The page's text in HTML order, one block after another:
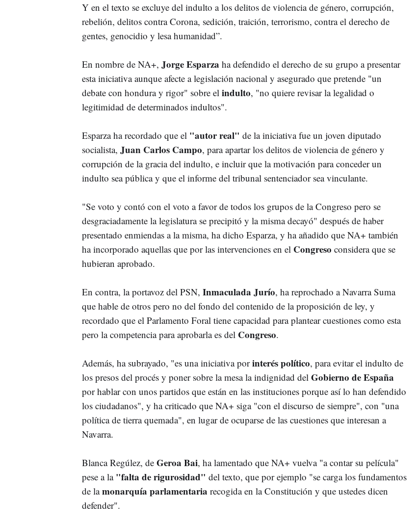
Y en el texto se excluye del indulto a los delitos de violencia de género, corrupción,
rebelión, delitos contra Corona, sedición, traición, terrorismo, contra el derecho de
gentes, genocidio y lesa humanidad”.
En nombre de NA+, Jorge Esparza ha defendido el derecho de su grupo a presentar
esta iniciativa aunque afecte a legislación nacional y asegurado que pretende "un
debate con hondura y rigor" sobre el indulto, "no quiere revisar la legalidad o
legitimidad de determinados indultos".
Esparza ha recordado que el "autor real" de la iniciativa fue un joven diputado
socialista, Juan Carlos Campo, para apartar los delitos de violencia de género y
corrupción de la gracia del indulto, e incluir que la motivación para conceder un
indulto sea pública y que el informe del tribunal sentenciador sea vinculante.
"Se voto y contó con el voto a favor de todos los grupos de la Congreso pero se
desgraciadamente la legislatura se precipitó y la misma decayó" después de haber
presentado enmiendas a la misma, ha dicho Esparza, y ha añadido que NA+ también
ha incorporado aquellas que por las intervenciones en el Congreso considera que se
hubieran aprobado.
En contra, la portavoz del PSN, Inmaculada Jurío, ha reprochado a Navarra Suma
que hable de otros pero no del fondo del contenido de la proposición de ley, y
recordado que el Parlamento Foral tiene capacidad para plantear cuestiones como esta
pero la competencia para aprobarla es del Congreso.
Además, ha subrayado, "es una iniciativa porinterés político, para evitar el indulto de
los presos del procés y poner sobre la mesa la indignidad del Gobierno de España
por hablar con unos partidos que están en las instituciones porque así lo han defendido
los ciudadanos", y ha criticado que NA+ siga "con el discurso de siempre", con "una
política de tierra quemada", en lugar de ocuparse de las cuestiones que interesan a
Navarra.
Blanca Regúlez, deGeroa Bai, ha lamentado que NA+ vuelva "a contar su película"
pese a la "falta de rigurosidad" del texto, que por ejemplo "se carga los fundamentos
de lamonarquía parlamentaria recogida en la Constitución y que ustedes dicen
defender".